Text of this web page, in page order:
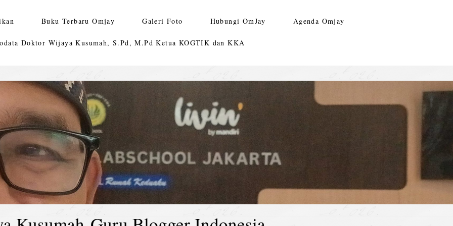
Buku Terbaru Omjay Galeri Foto Hubungi OmJay Agenda Omjay
Doktor Wijaya Kusumah, S.Pd, M.Pd Ketua KOGTIK dan KKA